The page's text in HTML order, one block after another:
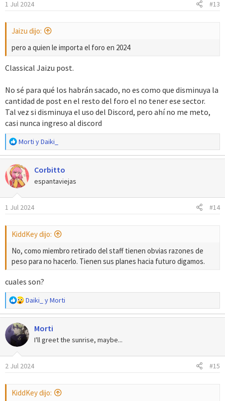
1 Jul 2024 #13
Jaizu dijo:
pero a quien le importa el foro en 2024
Classical Jaizu post.
No sé para qué los habrán sacado, no es como que disminuya la
cantidad de post en el resto del foro el no tener ese sector.
Tal vez si disminuya el uso del Discord, pero ahí no me meto,
casi nunca ingreso al discord
R
e
a
c
c
i
o
n
:
Morti yDaiki_
Corbitto
espantaviejas
1 Jul 2024 #14
KiddKey dijo:
No, como miembro retirado del staff tienen obvias razones de
peso para no hacerlo. Tienen sus planes hacia futuro digamos.
cuales son?
R
e
a
c
c
o
n
:
Daiki_ yMorti
Morti
I'll greet the sunrise, maybe...
2 Jul 2024 #15
KiddKey dijo: